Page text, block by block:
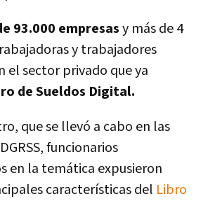
93.000 empresasy más de 4
y trabajadores
el sector privado que ya
de Sueldos Digital.
que se llevó a cabo en las
funcionarios
en la temática expusieron
características del Libro